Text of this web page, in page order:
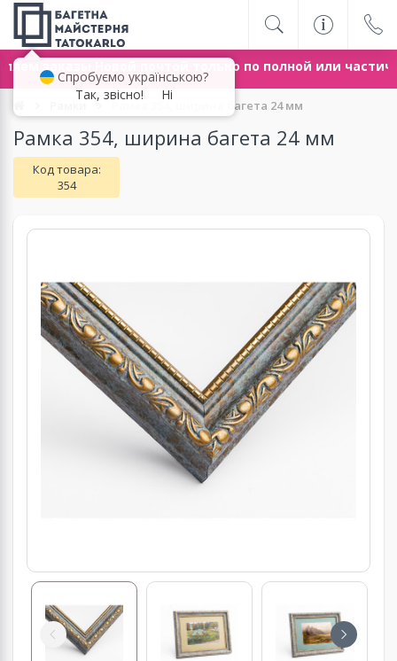
заказы Новой почтой только по полной или
Рамка 354, ширина багета 24 мм
Рамка 354, ширина багета 24 мм
Код товара:
354
Спробуємо українською?
Так, звісно!
Ні